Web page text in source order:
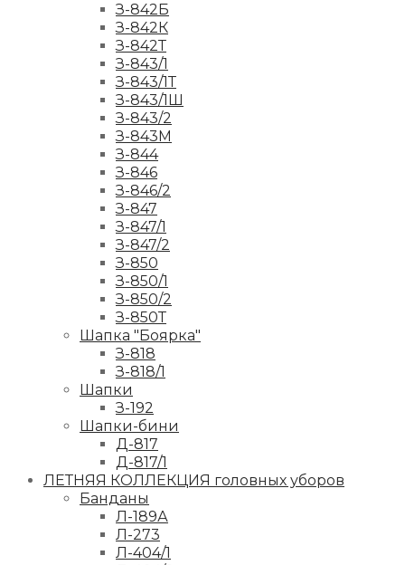
З-842Б
З-842К
З-842Т
З-843/1
З-843/1Т
З-843/1Ш
З-843/2
З-843М
З-844
З-846
З-846/2
З-847
З-847/1
З-847/2
З-850
З-850/1
З-850/2
З-850Т
Шапка "Боярка"
З-818
З-818/1
Шапки
З-192
Шапки-бини
Д-817
Д-817/1
ЛЕТНЯЯ КОЛЛЕКЦИЯ головных уборов
Банданы
Л-189А
Л-273
Л-404/1